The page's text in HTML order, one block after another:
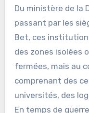
Du ministère de la
passant par les
Bet, ces
des zones isolées
fermées, mais au
comprenant des
universités, des
En temps de